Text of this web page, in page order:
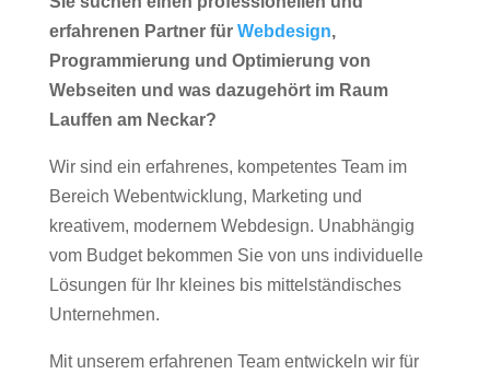
erfahrenen Partner für Webdesign,
Programmierung und Optimierung von
Webseiten und was dazugehört im Raum
Lauffen am Neckar?
Wir sind ein erfahrenes, kompetentes Team im
Bereich Webentwicklung, Marketing und
kreativem, modernem Webdesign. Unabhängig
vom Budget bekommen Sie von uns individuelle
Lösungen für Ihr kleines bis mittelständisches
Unternehmen.
Mit unserem erfahrenen Team entwickeln wir für